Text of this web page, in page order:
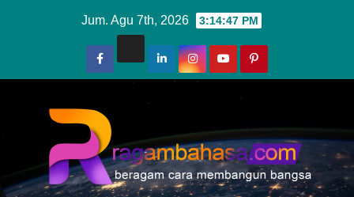
Jum. Agu 7th, 2026 3:14:49 PM